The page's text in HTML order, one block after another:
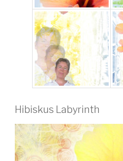
Hibiskus Labyrinth